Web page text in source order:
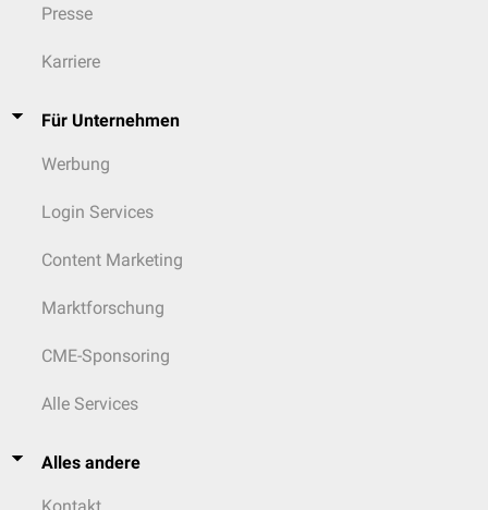
Presse
Karriere
Für Unternehmen
Werbung
Login Services
Content Marketing
Marktforschung
CME-Sponsoring
Alle Services
Alles andere